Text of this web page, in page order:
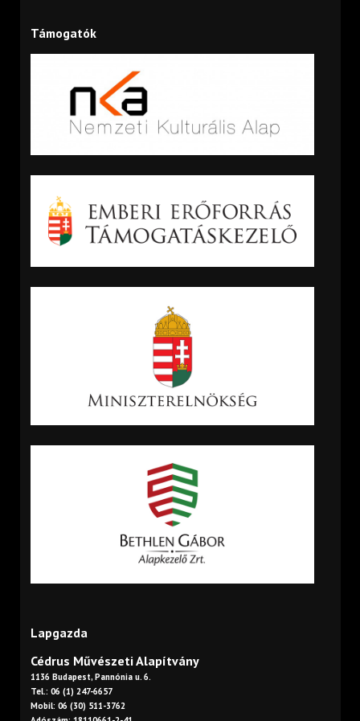
Támogatók
Lapgazda
Cédrus Művészeti Alapítvány
1136 Budapest, Pannónia u. 6.
Tel.: 06 (1) 247-6657
Mobil: 06 (30) 511-3762